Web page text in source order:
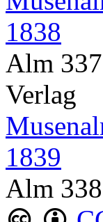
1838
Alm 337
Verlag
1839
Alm 338